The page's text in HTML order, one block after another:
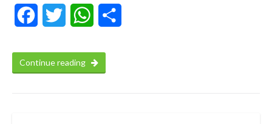
FacebookTwitter WhatsApp
Continue reading